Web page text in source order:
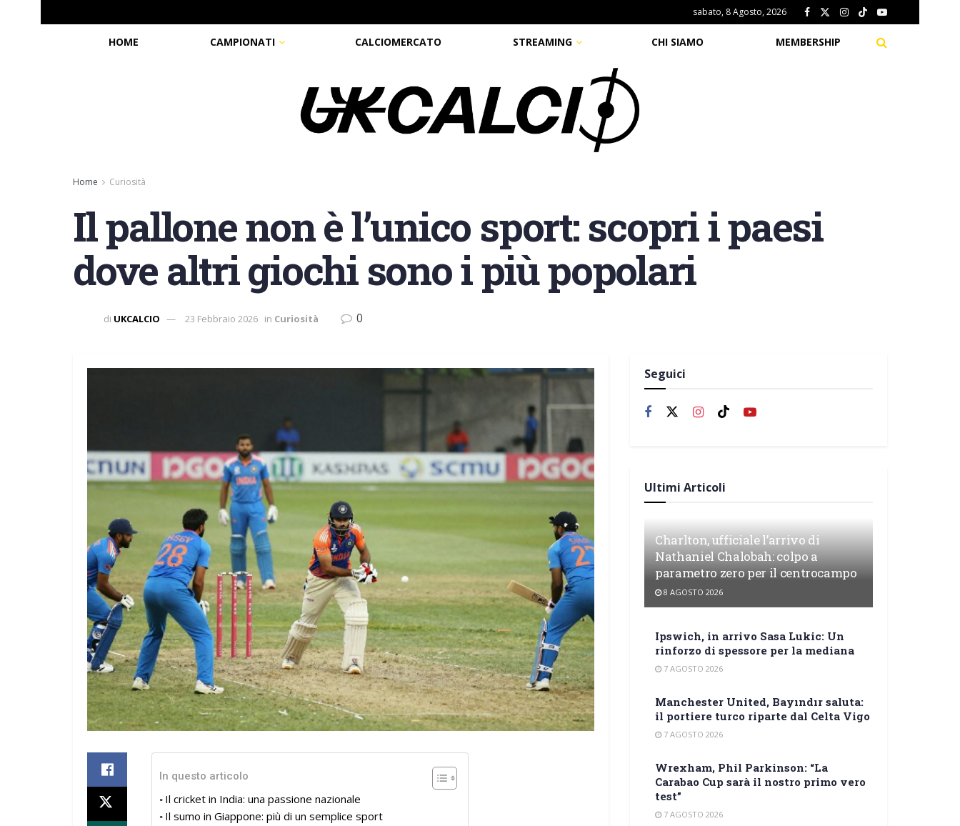
sabato, 8 Agosto, 2026
HOME CAMPIONATI CALCIOMERCATO STREAMING CHI SIAMO MEMBERSHIP
Home Curiosità
Il pallone non è l’unico sport: scopri i paesi
dove altri giochi sono i più popolari
di UKCALCIO 23 Febbraio 2026 in Curiosità 0
In questo articolo
Il cricket in India: una passione nazionale
Il sumo in Giappone: più di un semplice sport
Seguici
Ultimi Articoli
Charlton, ufficiale l’arrivo di
Nathaniel Chalobah: colpo a
parametro zero per il centrocampo
8 AGOSTO 2026
Ipswich, in arrivo Sasa Lukic: Un
rinforzo di spessore per la mediana
7 AGOSTO 2026
Manchester United, Bayındır saluta:
il portiere turco riparte dal Celta Vigo
7 AGOSTO 2026
Wrexham, Phil Parkinson: “La
Carabao Cup sarà il nostro primo vero
test”
7 AGOSTO 2026